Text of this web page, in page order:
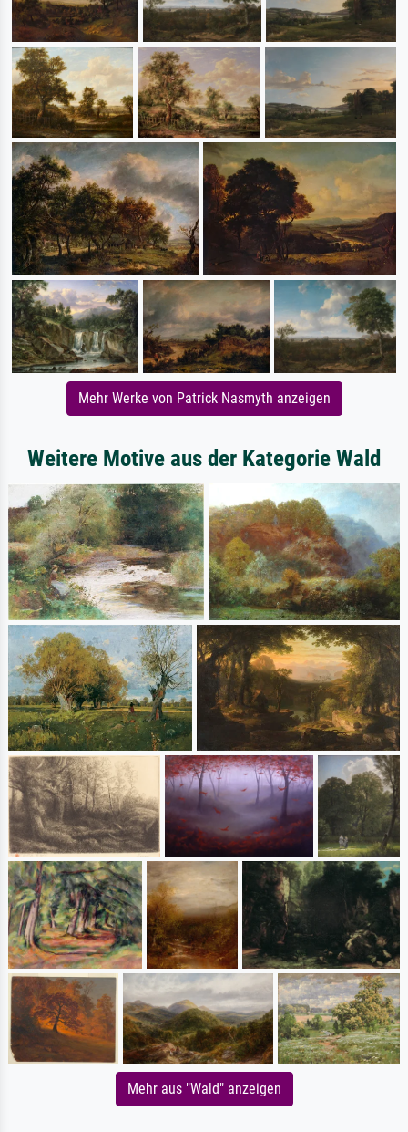
Mehr Werke von Patrick Nasmyth anzeigen
Weitere Motive aus der Kategorie Wald
Mehr aus "Wald" anzeigen